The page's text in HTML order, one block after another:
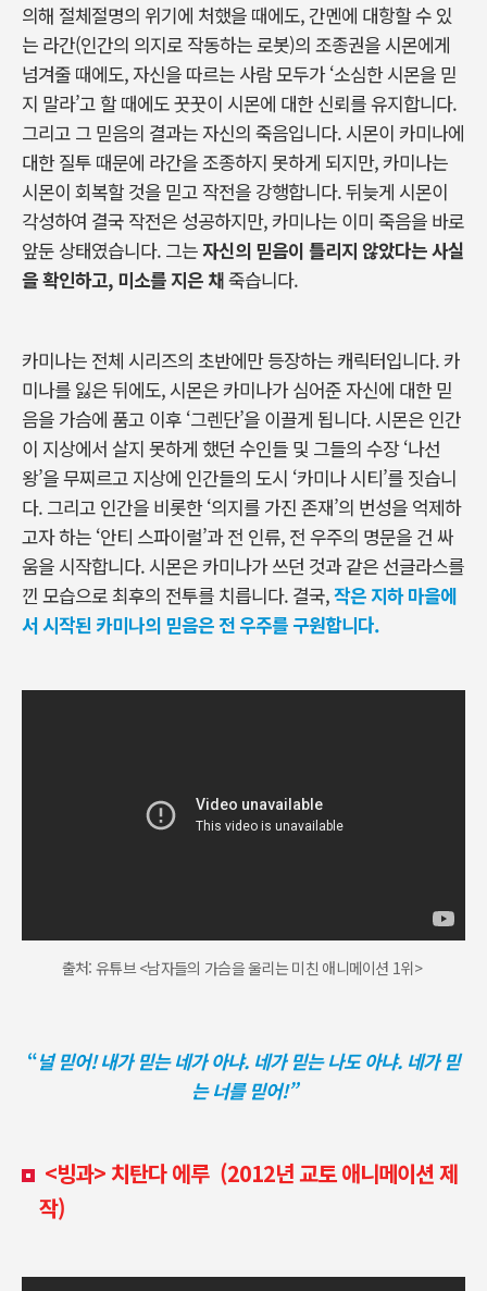
의해 절체절명의 위기에 처했을 때에도,간멘에 대항할 수 있
는 라간(인간의 의지로 작동하는 로봇)의 조종권을 시몬에게
넘겨줄 때에도, 자신을 따르는 사람 모두가‘소심한 시몬을 믿
지 말라’고 할 때에도 꿋꿋이 시몬에 대한 신뢰를 유지합니다.
그리고 그 믿음의 결과는 자신의 죽음입니다. 시몬이 카미나에
대한 질투 때문에 라간을 조종하지 못하게 되지만, 카미나는
시몬이 회복할 것을 믿고 작전을 강행합니다.뒤늦게 시몬이
각성하여 결국 작전은 성공하지만, 카미나는 이미 죽음을 바로
앞둔 상태였습니다. 그는자신의 믿음이 틀리지 않았다는 사실
을 확인하고, 미소를 지은 채죽습니다.
카미나는 전체 시리즈의 초반에만 등장하는 캐릭터입니다. 카
미나를 잃은 뒤에도, 시몬은 카미나가 심어준 자신에 대한 믿
음을 가슴에 품고 이후 ‘그렌단’을 이끌게 됩니다. 시몬은 인간
이 지상에서 살지 못하게 했던 수인들 및 그들의 수장 ‘나선
왕’을 무찌르고 지상에 인간들의 도시 ‘카미나 시티’를 짓습니
다. 그리고 인간을 비롯한‘의지를 가진 존재’의 번성을 억제하
고자 하는 ‘안티 스파이럴’과 전 인류, 전 우주의 명문을 건 싸
움을 시작합니다. 시몬은 카미나가 쓰던 것과 같은 선글라스를
낀 모습으로 최후의 전투를 치릅니다. 결국,작은 지하 마을에
서 시작된 카미나의 믿음은 전 우주를 구원합니다.
출처: 유튜브 <남자들의 가슴을 울리는 미친 애니메이션 1위>
“널 믿어! 내가 믿는 네가 아냐. 네가 믿는 나도 아냐. 네가 믿
는 너를 믿어!”
<빙과> 치탄다 에루 (2012년 교토 애니메이션 제
작)